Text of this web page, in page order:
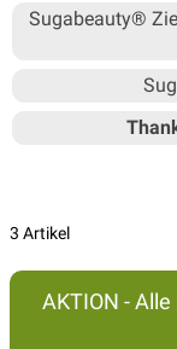
Sugabeauty®
3 Artikel
AKTION -